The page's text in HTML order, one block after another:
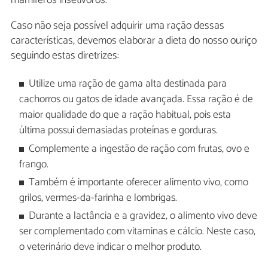
Caso não seja possível adquirir uma ração dessas
características, devemos elaborar a dieta do nosso ouriço
seguindo estas diretrizes:
Utilize uma ração de gama alta destinada para
cachorros ou gatos de idade avançada. Essa ração é de
maior qualidade do que a ração habitual, pois esta
última possui demasiadas proteínas e gorduras.
Complemente a ingestão de ração com frutas, ovo e
frango.
Também é importante oferecer alimento vivo, como
grilos, vermes-da-farinha e lombrigas.
Durante a lactância e a gravidez, o alimento vivo deve
ser complementado com vitaminas e cálcio. Neste caso,
o veterinário deve indicar o melhor produto.